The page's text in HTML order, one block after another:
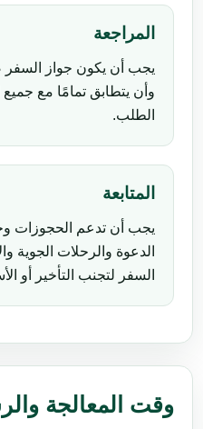
المراجعة
يجب أن يكون جواز السفر
وأن يتطابق تمامًا مع جميع
الطلب.
المتابعة
يجب أن تدعم الحجوزات
الدعوة والرحلات الجوية
السفر لتجنب التأخير أو
وقت المعالجة